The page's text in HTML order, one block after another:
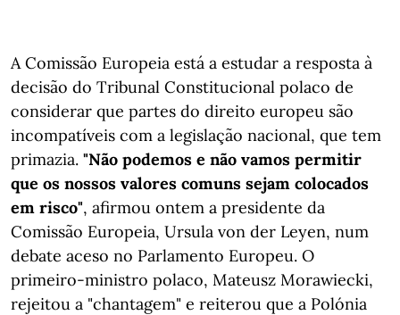
A Comissão Europeia está a estudar a resposta à
decisão do Tribunal Constitucional polaco de
considerar que partes do direito europeu são
incompatíveis com a legislação nacional, que tem
primazia. "Não podemos e não vamos permitir
que os nossos valores comuns sejam colocados
em risco", afirmou ontem a presidente da
Comissão Europeia, Ursula von der Leyen, num
debate aceso no Parlamento Europeu. O
primeiro-ministro polaco, Mateusz Morawiecki,
rejeitou a "chantagem" e reiterou que a Polónia